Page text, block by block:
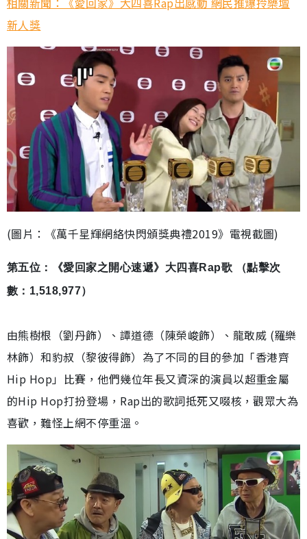
新人獎
(圖片：《萬千星輝網絡快閃頒獎典禮2019》電視截圖)
第五位：《愛回家之開心速遞》大四喜Rap歌 （點擊次
數：1,518,977）
由熊樹根（劉丹飾）、譚道德（陳榮峻飾）、龍敢威 (羅樂
林飾）和豹叔（黎彼得飾）為了不同的目的參加「香港齊
Hip Hop」比賽，他們幾位年長又資深的演員以超重金屬
的Hip Hop打扮登場，Rap出的歌詞抵死又啜核，觀眾大為
喜歡，難怪上網不停重溫。